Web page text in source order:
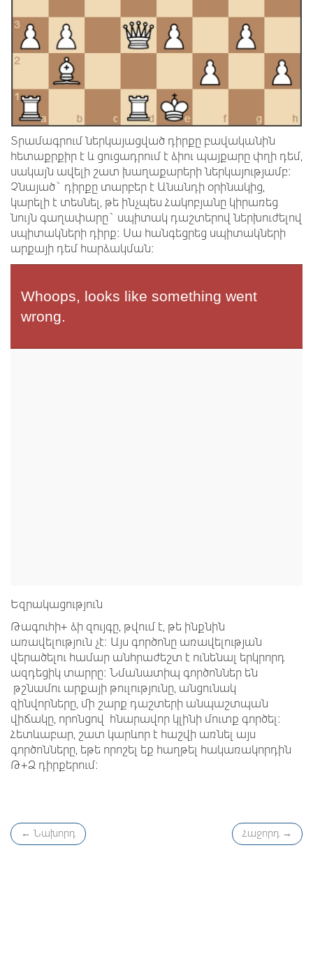
Տրամագրում ներկայացված դիրքը բավականին
հետաքրքիր է և ցուցադրում է ձիու պայքարը փղի դեմ,
սակայն ավելի շատ խաղաքարերի ներկայությամբ:
Չնայած` դիրքը տարբեր է Անանդի օրինակից,
կարելի է տեսնել, թե ինչպես Հակոբյանը կիրառեց
նույն գաղափարը` սպիտակ դաշտերով ներխուժելով
սպիտակների դիրք: Սա հանգեցրեց սպիտակների
արքայի դեմ հարձակման:
Եզրակացություն
Թագուհի+ ձի զույգը, թվում է, թե ինքնին
առավելություն չէ: Այս գործոնը առավելության
վերածելու համար անհրաժեշտ է ունենալ երկրորդ
ազդեցիկ տարրը: Նմանատիպ գործոններ են
թշնամու արքայի թուլությունը, անցունակ
զինվորները, մի շարք դաշտերի անպաշտպան
վիճակը, որոնցով հնարավոր կլինի մուտք գործել:
Հետևաբար, շատ կարևոր է հաշվի առնել այս
գործոնները, եթե որոշել եք հաղթել հակառակորդին
Թ+Ձ դիրքերում:
← Նախորդ Հաջորդ →